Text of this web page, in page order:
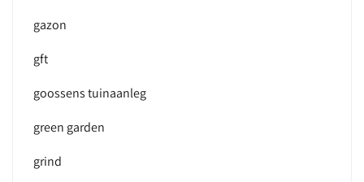
gazon
gft
goossens tuinaanleg
green garden
grind